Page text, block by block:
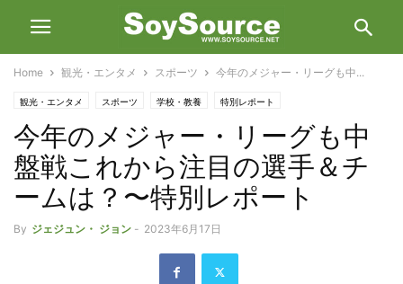
Home 観光・エンタメ スポーツ 今年のメジャー・リーグも中...
観光・エンタメ スポーツ 学校・教養 特別レポート
今年のメジャー・リーグも中
盤戦これから注目の選手＆チ
ームは？〜特別レポート
By ジェジュン・ ジョン - 2023年6月17日